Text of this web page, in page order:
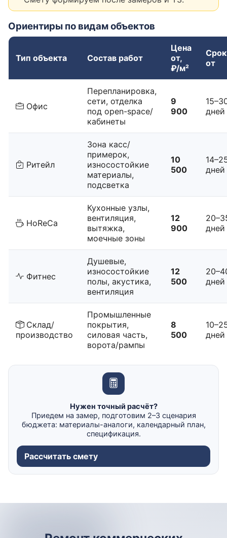
Ориентиры по видам объектов
Тип объекта Состав работ
Цена
от,
₽/м²
от
Офис
Перепланировка,
сети, отделка
под open-space/
кабинеты
9
900
дней
Ритейл
Зона касс/
примерок,
износостойкие
материалы,
подсветка
10
500
дней
HoReCa
Кухонные узлы,
вентиляция,
вытяжка,
моечные зоны
12
900
дней
Фитнес
Душевые,
износостойкие
полы, акустика,
вентиляция
12
500
дней
Склад/
производство
Промышленные
покрытия,
силовая часть,
ворота/рампы
8
500
дней
Нужен точный расчёт?
Приедем на замер, подготовим 2–3 сценария
бюджета: материалы-аналоги, календарный план,
спецификация.
Рассчитать смету